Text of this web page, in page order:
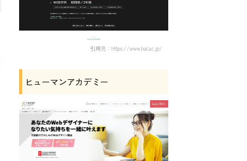
引用元：https://www.hal.ac.jp/
ヒューマンアカデミー